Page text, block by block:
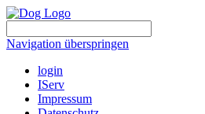
Navigation überspringen
login
IServ
Impressum